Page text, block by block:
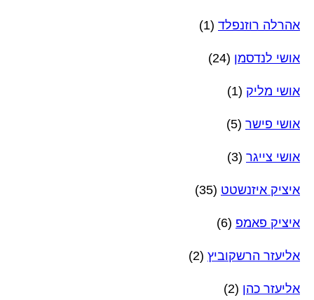
אהרלה רוזנפלד (1)
אושי לנדסמן (24)
אושי מליק (1)
אושי פישר (5)
אושי צייגר (3)
איציק איזנשטט (35)
איציק פאמפ (6)
אליעזר הרשקוביץ (2)
אליעזר כהן (2)